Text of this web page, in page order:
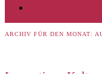
ARCHIV FÜR DEN MONAT: